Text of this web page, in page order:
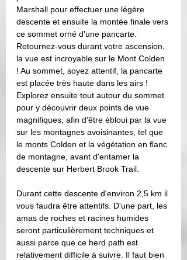
Marshall pour effectuer une légère
descente et ensuite la montée finale vers
ce sommet orné d'une pancarte.
Retournez-vous durant votre ascension,
la vue est incroyable sur le Mont Colden
! Au sommet, soyez attentif, la pancarte
est placée très haute dans les airs !
Explorez ensuite tout autour du sommet
pour y découvrir deux points de vue
magnifiques, afin d'être ébloui par la vue
sur les montagnes avoisinantes, tel que
le monts Colden et la végétation en flanc
de montagne, avant d'entamer la
descente sur Herbert Brook Trail.
Durant cette descente d'environ 2,5 km il
vous faudra être attentifs. D'une part, les
amas de roches et racines humides
seront particulièrement techniques et
aussi parce que ce herd path est
relativement difficile à suivre. Il faut bien